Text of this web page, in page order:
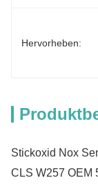
Hervorheben:
Stickoxid Nox
CLS W257 OEM